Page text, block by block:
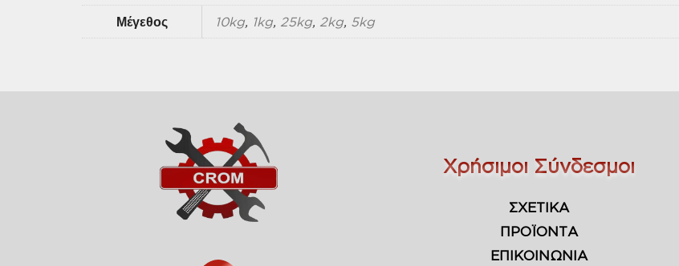
Μέγεθος 10kg, 1kg, 25kg, 2kg, 5kg
Χρήσιμοι Σύνδεσμοι
ΣΧΕΤΙΚΑ
ΠΡΟΪΟΝΤΑ
ΕΠΙΚΟΙΝΩΝΙΑ